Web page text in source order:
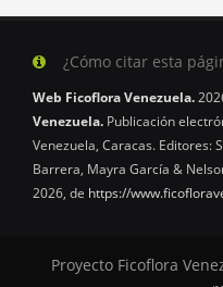
¿Cómo citar esta
Web Ficoflora Venezuela.
Venezuela. Publicación
Venezuela, Caracas. Editores:
Barrera, Mayra García &
2026, de https://
Proyecto Ficoflora